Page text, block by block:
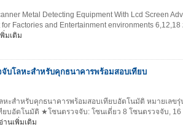
Metal Detecting Equipment With Lcd Screen
Factories and Entertainment environments 6,12,18
มเติม
บโลหะสำหรับคุกธนาคารพร้อมสอบเทียบ
ะสำหรับคุกธนาคารพร้อมสอบเทียบอัตโนมัติ หมายเลขรุ่
บอัตโนมัติ ★โซนตรวจจับ: โซนเดี่ยว 8 โซนตรวจจับ,
อ่านเพิ่มเติม